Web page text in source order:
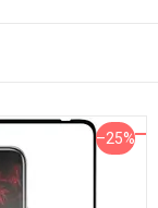
–25%